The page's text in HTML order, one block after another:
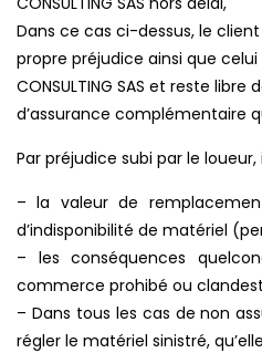
Dans ce cas ci-dessus, le
propre préjudice ainsi que celui
CONSULTING SAS et reste
d’assurance complémentaire
Par préjudice subi par le
– la valeur de
d’indisponibilité de matériel
– les conséquences
commerce prohibé ou
– Dans tous les cas de non
régler le matériel sinistré,